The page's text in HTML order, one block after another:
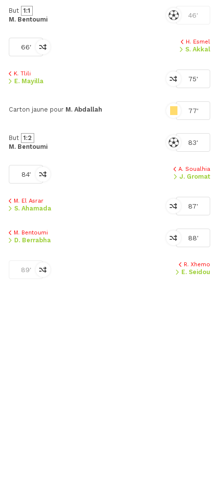
46'
But 1:1
M. Bentoumi
66'
H. Esmel
S. Akkal
75'
K. Tlili
E. Mayilla
77'
Carton jaune pour M. Abdallah
83'
But 1:2
M. Bentoumi
84'
A. Soualhia
J. Gromat
87'
M. El Asrar
S. Ahamada
88'
M. Bentoumi
D. Berrabha
89'
R. Xhemo
E. Seidou